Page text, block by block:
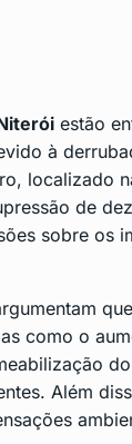
estão
à
localizado
de
sobre os
como o
Além